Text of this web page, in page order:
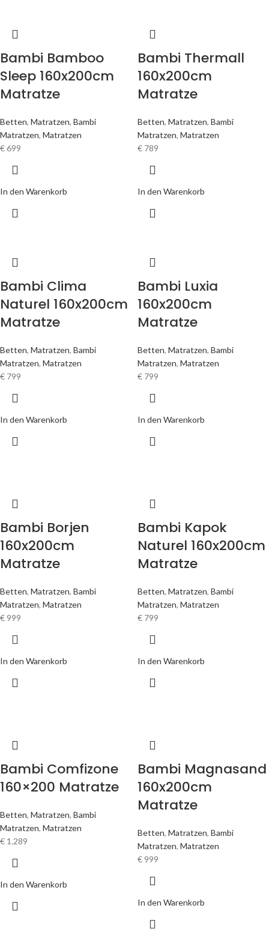
Bambi Bamboo
Sleep 160x200cm
Matratze
Betten, Matratzen, Bambi
Matratzen, Matratzen
€699
In den Warenkorb
Bambi Thermall
160x200cm
Matratze
Betten, Matratzen, Bambi
Matratzen, Matratzen
€ 789
In den Warenkorb
Bambi Clima
Naturel 160x200cm
Matratze
Betten, Matratzen, Bambi
Matratzen, Matratzen
€ 799
In den Warenkorb
Bambi Luxia
160x200cm
Matratze
Betten, Matratzen, Bambi
Matratzen, Matratzen
€ 799
In den Warenkorb
Bambi Borjen
160x200cm
Matratze
Betten, Matratzen, Bambi
Matratzen, Matratzen
€ 999
In den Warenkorb
Bambi Kapok
Naturel 160x200cm
Matratze
Betten, Matratzen, Bambi
Matratzen, Matratzen
€ 799
In den Warenkorb
Bambi Comfizone
160×200 Matratze
Betten, Matratzen, Bambi
Matratzen, Matratzen
€ 1.289
In den Warenkorb
Bambi Magnasand
160x200cm
Matratze
Betten, Matratzen, Bambi
Matratzen, Matratzen
€ 999
In den Warenkorb